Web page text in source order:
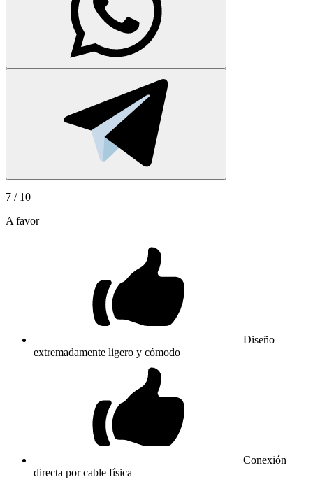
7 / 10
A favor
Diseño
extremadamente ligero y cómodo
Conexión
directa por cable física